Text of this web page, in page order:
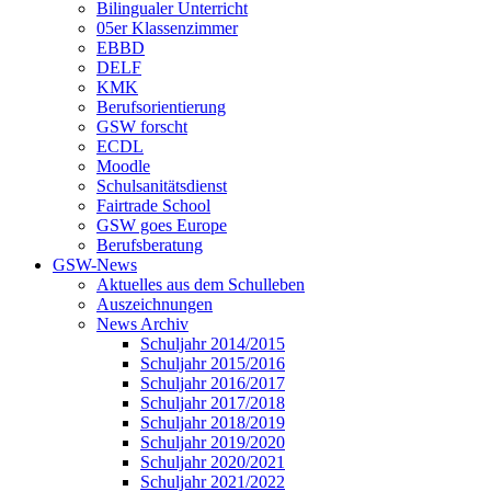
Bilingualer Unterricht
05er Klassenzimmer
EBBD
DELF
KMK
Berufsorientierung
GSW forscht
ECDL
Moodle
Schulsanitätsdienst
Fairtrade School
GSW goes Europe
Berufsberatung
GSW-News
Aktuelles aus dem Schulleben
Auszeichnungen
News Archiv
Schuljahr 2014/2015
Schuljahr 2015/2016
Schuljahr 2016/2017
Schuljahr 2017/2018
Schuljahr 2018/2019
Schuljahr 2019/2020
Schuljahr 2020/2021
Schuljahr 2021/2022